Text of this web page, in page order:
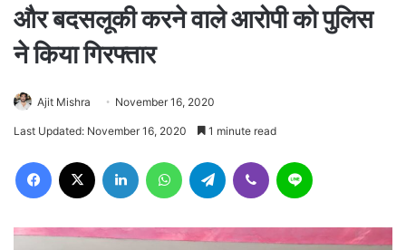
और बदसलूकी करने वाले आरोपी को पुलिस
ने किया गिरफ्तार
Ajit Mishra November 16, 2020
Last Updated: November 16, 2020 1 minute read
Facebook LinkedIn WhatsAppTelegram Viber